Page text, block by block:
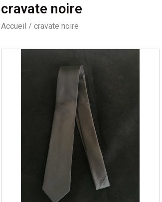
cravate noire
Accueil / cravate noire